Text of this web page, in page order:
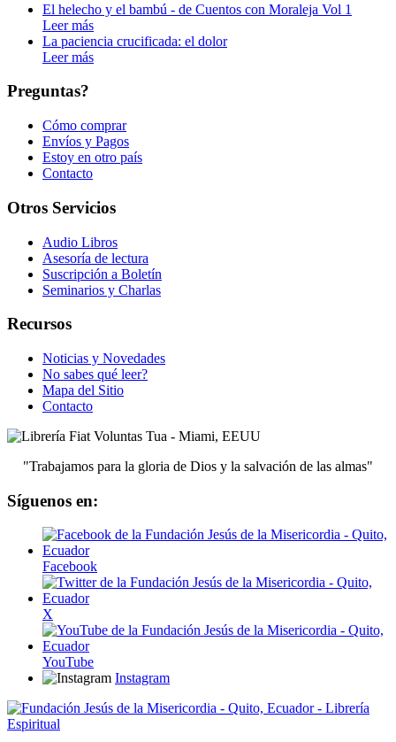
El helecho y el bambú - de Cuentos con Moraleja Vol 1
Leer más
La paciencia crucificada: el dolor
Leer más
Preguntas?
Cómo comprar
Envíos y Pagos
Estoy en otro país
Contacto
Otros Servicios
Audio Libros
Asesoría de lectura
Suscripción a Boletín
Seminarios y Charlas
Recursos
Noticias y Novedades
No sabes qué leer?
Mapa del Sitio
Contacto
"Trabajamos para la gloria de Dios y la salvación de las almas"
Síguenos en:
Facebook
X
YouTube
Instagram